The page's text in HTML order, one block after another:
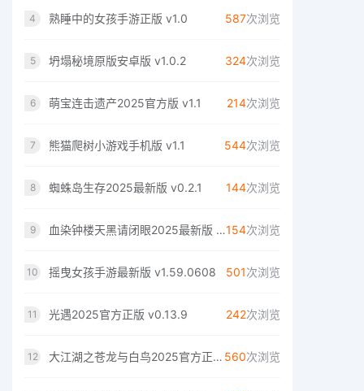
4 熟睡中的女孩手游正版 v1.0 587次浏览
5 坍塌秘境原版安卓版 v1.0.2 324次浏览
6 萌宝连击遗产2025官方版 v1.1 214次浏览
7 熊猫爬树小游戏手机版 v1.1 544次浏览
8 蜘蛛岛生存2025最新版 v0.2.1 144次浏览
9 血染钟楼天黑请闭眼2025最新版 v2.1.4154次浏览
10 摇曳女孩手游最新版 v1.59.0608 501次浏览
11 光遇2025官方正版 v0.13.9 242次浏览
12 大江湖之苍龙与白鸟2025官方正版 v1.0.7 560次浏览